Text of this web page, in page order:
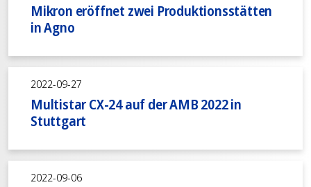
Mikron eröffnet zwei Produktionsstätten
in Agno
2022-09-27
Multistar CX-24 auf der AMB 2022 in
Stuttgart
2022-09-06